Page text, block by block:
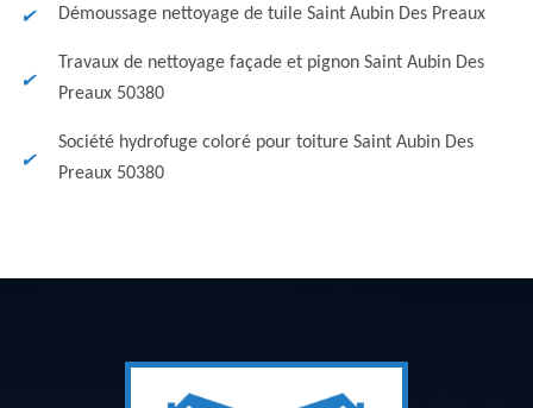
Démoussage nettoyage de tuile Saint Aubin Des Preaux
Travaux de nettoyage façade et pignon Saint Aubin Des
Preaux 50380
Société hydrofuge coloré pour toiture Saint Aubin Des
Preaux 50380